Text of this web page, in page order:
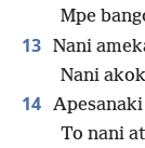
Mpe
13 Nani
Nani
14
To nani